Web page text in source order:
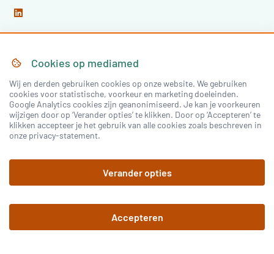
Home Over Mediamed
Nascholing Nieuws & Artikelen
Congressen
Cookies op mediamed
Wij en derden gebruiken cookies op onze website. We gebruiken
cookies voor statistische, voorkeur en marketing doeleinden.
Google Analytics cookies zijn geanonimiseerd. Je kan je voorkeuren
wijzigen door op ‘Verander opties’ te klikken. Door op ‘Accepteren’ te
klikken accepteer je het gebruik van alle cookies zoals beschreven in
onze privacy-statement.
Verander opties
Accepteren